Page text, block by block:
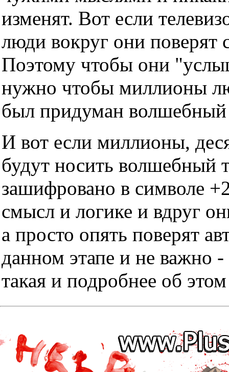
изменят. Вот если
люди вокруг они поверят
Поэтому чтобы они
нужно чтобы миллионы
был придуман волшебный
И вот если миллионы,
будут носить волшебный
зашифровано в символе
смысл и логике и вдруг
а просто опять поверят
данном этапе и не важно
такая и подробнее об